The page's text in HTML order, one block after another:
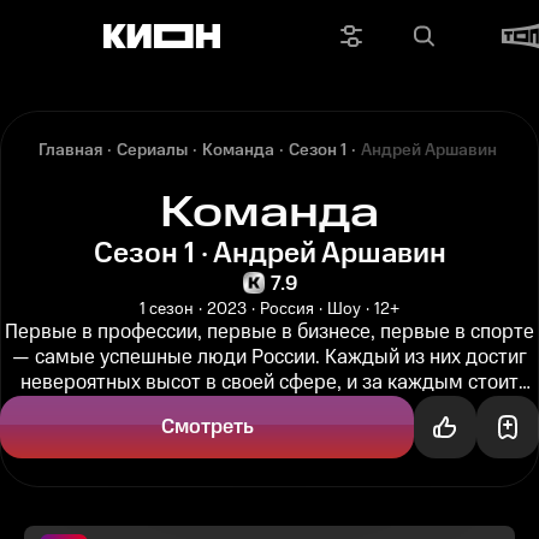
Главная Сериалы Команда Сезон 1 Андрей Аршавин
Команда
Сезон 1 · Андрей Аршавин
7.9
1 сезон 2023 Россия Шоу 12+
Первые в профессии, первые в бизнесе, первые в спорте
— самые успешные люди России. Каждый из них достиг
невероятных высот в своей сфере, и за каждым стоит
Смотреть